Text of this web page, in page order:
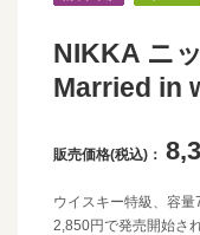
NIKKA ニ
Married
販売価格(税込)：
ウイスキー特級、容
2,850円で発売開始さ